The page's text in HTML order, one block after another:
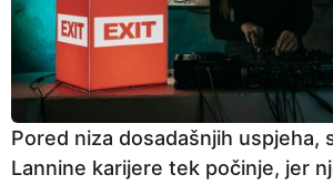
Pored niza dosadašnjih uspjeha,
Lannine karijere tek počinje, jer